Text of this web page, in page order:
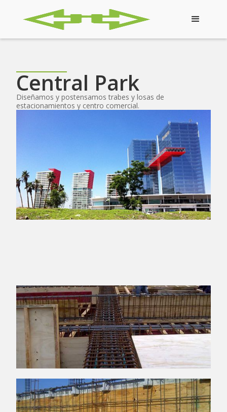
Central Park
Diseñamos y postensamos trabes y losas de
estacionamientos y centro comercial.